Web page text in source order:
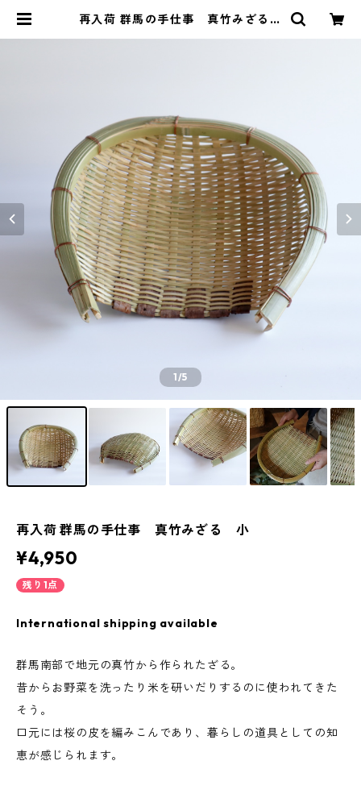
再入荷 群馬の手仕事 真竹みざる
1/5
再入荷 群馬の手仕事 真竹みざる 小
¥4,950
残り1点
International shipping available
群馬南部で地元の真竹から作られたざる。
昔からお野菜を洗ったり米を研いだりするのに使われてきた
そう。
口元には桜の皮を編みこんであり、暮らしの道具としての知
恵が感じられます。